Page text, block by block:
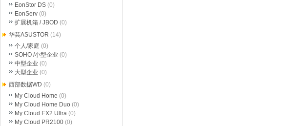
EonStor DS (0)
EonServ (0)
扩展机箱 / JBOD (0)
华芸ASUSTOR (14)
个人/家庭 (0)
SOHO /小型企业 (0)
中型企业 (0)
大型企业 (0)
西部数据WD (0)
My Cloud Home (0)
My Cloud Home Duo (0)
My Cloud EX2 Ultra (0)
My Cloud PR2100 (0)